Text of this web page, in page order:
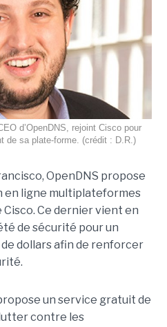
d’OpenDNS, rejoint Cisco pour
de sa plate-forme. (crédit : D.R.)
OpenDNS propose
en ligne multiplateformes
Ce dernier vient en
de sécurité pour un
dollars afin de renforcer
un service gratuit de
contre les